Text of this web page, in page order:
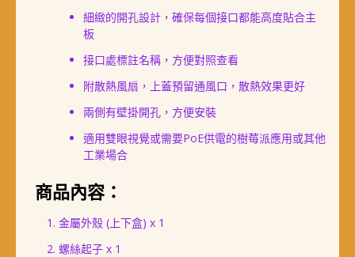
細緻的開孔設計，確保每個接口都能高度貼合主
板
接口處標註名稱，方便對照查看
附散熱風扇，上蓋預留通風口，散熱效果更好
兩側有壁掛開孔，方便安裝
適用雙眼視覺或需要PoE供電的樹莓派應用或其他
工業場合
商品內容：
金屬外殼 (上下盒) x 1
螺絲起子 x 1